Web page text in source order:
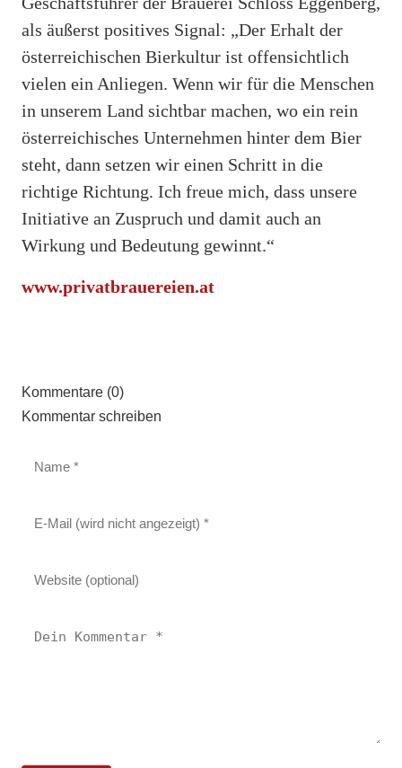
als äußerst positives Signal: „Der Erhalt der
österreichischen Bierkultur ist offensichtlich
vielen ein Anliegen. Wenn wir für die Menschen
in unserem Land sichtbar machen, wo ein rein
österreichisches Unternehmen hinter dem Bier
steht, dann setzen wir einen Schritt in die
richtige Richtung. Ich freue mich, dass unsere
Initiative an Zuspruch und damit auch an
Wirkung und Bedeutung gewinnt.“
www.privatbrauereien.at
Kommentare (0)
Kommentar schreiben